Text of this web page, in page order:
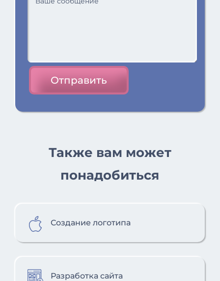
Отправить
Также вам может
понадобиться
Создание логотипа
Разработка сайта